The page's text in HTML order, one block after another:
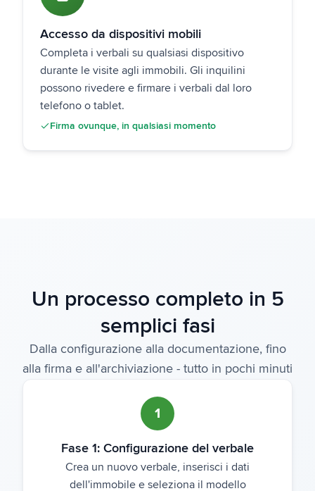
Accesso da dispositivi mobili
Completa i verbali su qualsiasi dispositivo
durante le visite agli immobili. Gli inquilini
possono rivedere e firmare i verbali dal loro
telefono o tablet.
Firma ovunque, in qualsiasi momento
Un processo completo in 5
semplici fasi
Dalla configurazione alla documentazione, fino
alla firma e all'archiviazione - tutto in pochi minuti
1
Fase 1: Configurazione del verbale
Crea un nuovo verbale, inserisci i dati
dell'immobile e seleziona il modello